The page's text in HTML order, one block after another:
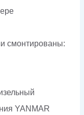
смонтированы:
YANMAR